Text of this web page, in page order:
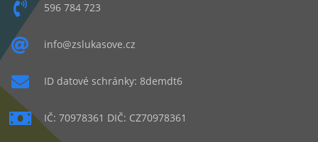
596 784 723
info@zslukasove.cz
ID datové schránky: 8demdt6
IČ: 70978361 DIČ: CZ70978361